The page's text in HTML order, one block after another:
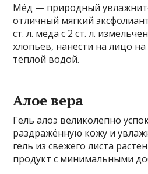
Мёд — природный
отличный мягкий
ст. л. мёда с 2 ст. л.
хлопьев, нанести на лицо
тёплой водой.
Алое вера
Гель алоэ великолепно
раздражённую кожу и
гель из свежего листа
продукт с минимальными